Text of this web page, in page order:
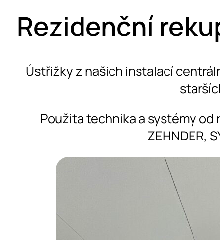
Rezidenční
Ústřižky z našich instalací
Použita technika a systémy od
ZEHNDER,